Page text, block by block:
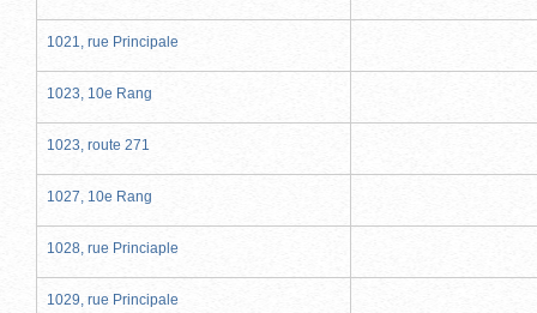
1021, rue Principale
1023, 10e Rang
1023, route 271
1027, 10e Rang
1028, rue Princiaple
1029, rue Principale